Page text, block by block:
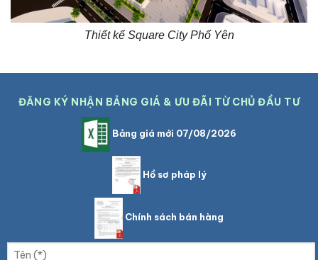
Thiết kế Square City Phổ Yên
ĐĂNG KÝ NHẬN BẢNG GIÁ & ƯU ĐÃI TỪ CHỦ ĐẦU TƯ
Bảng giá mới 07/08/2026
Hồ sơ pháp lý
Chính sách bán hàng